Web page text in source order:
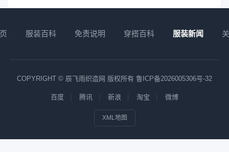
服装百科 免责说明 穿搭百科 服装新闻
COPYRIGHT © 辰飞雨织造网 版权所有 鲁ICP备2026005306号-32
百度 腾讯 新浪 淘宝 微博
XML地图